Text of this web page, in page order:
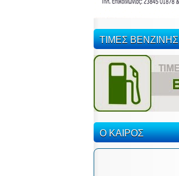
ΤΙΜΕΣ ΒΕΝΖΙΝΗΣ
Ο ΚΑΙΡΟΣ